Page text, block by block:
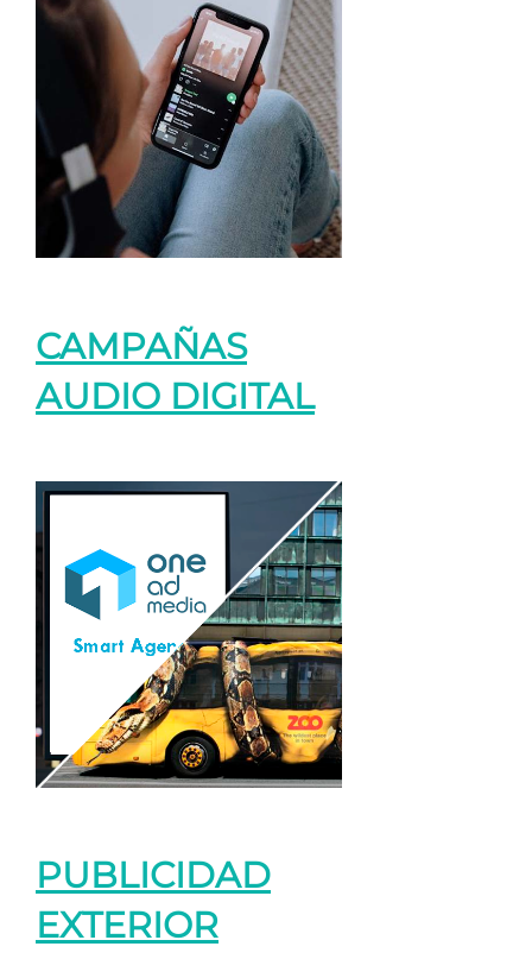
CAMPAÑAS
AUDIO DIGITAL
PUBLICIDAD
EXTERIOR